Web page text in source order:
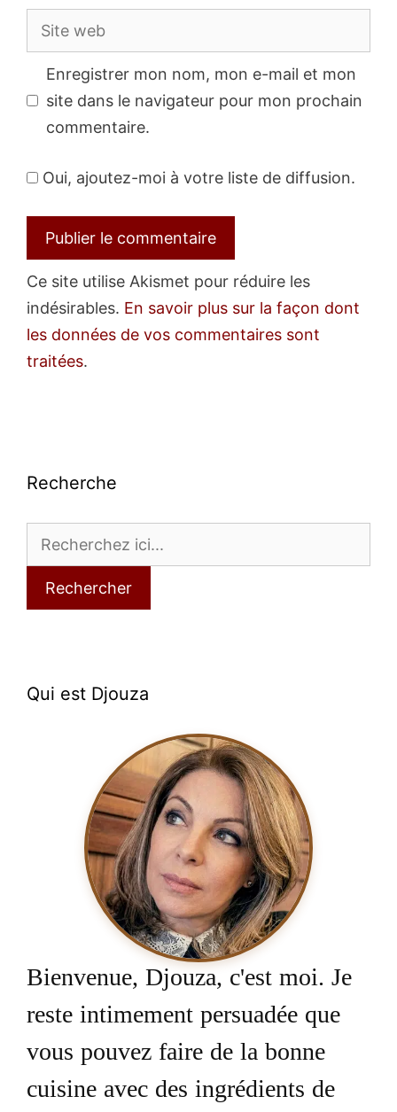
Site
web
Enregistrer mon nom, mon e-mail et mon
site dans le navigateur pour mon prochain
commentaire.
Oui, ajoutez-moi à votre liste de diffusion.
Ce site utilise Akismet pour réduire les
indésirables. En savoir plus sur la façon dont
les données de vos commentaires sont
traitées.
Recherche
Rechercher
Qui est Djouza
Bienvenue, Djouza, c'est moi. Je
reste intimement persuadée que
vous pouvez faire de la bonne
cuisine avec des ingrédients de